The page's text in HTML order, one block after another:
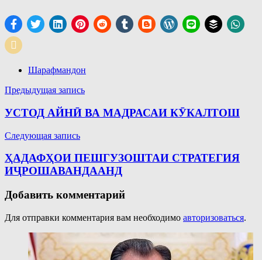
Шарафмандон
Навигация
по
записям
Предыдущая запись
УСТОД АЙНӢ ВА МАДРАСАИ КӮКАЛТОШ
Следующая запись
ҲАДАФҲОИ ПЕШГУЗОШТАИ СТРАТЕГИЯ
ИҶРОШАВАНДААНД
Добавить комментарий
Для отправки комментария вам необходимо авторизоваться.